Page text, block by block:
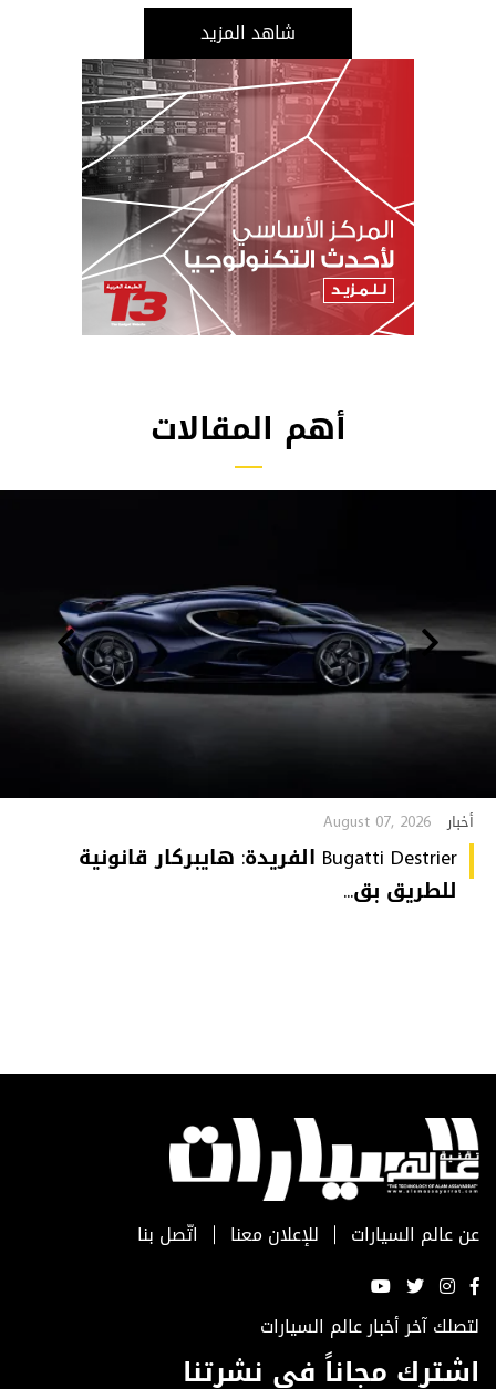
شاهد المزيد
أهم المقالات
أخبار August 07, 2026
Bugatti Destrier الفريدة: هايبركار قانونية
للطريق بق...
عن عالم السيارات للإعلان معنا اتّصل بنا
لتصلك آخر أخبار عالم السيارات
اشترك مجاناً في نشرتنا